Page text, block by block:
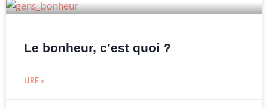
Le bonheur, c’est quoi ?
LIRE »